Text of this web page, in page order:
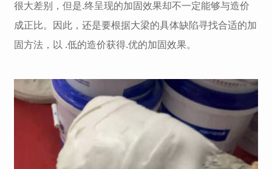
很大差别，但是.终呈现的加固效果却不一定能够与造价
成正比。因此，还是要根据大梁的具体缺陷寻找合适的加
固方法，以 .低的造价获得.优的加固效果。